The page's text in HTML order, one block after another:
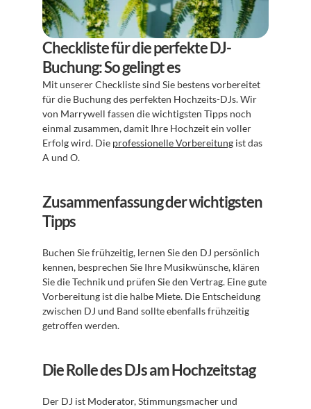
Checkliste für die perfekte DJ-
Buchung: So gelingt es
Mit unserer Checkliste sind Sie bestens vorbereitet
für die Buchung des perfekten Hochzeits-DJs. Wir
von Marrywell fassen die wichtigsten Tipps noch
einmal zusammen, damit Ihre Hochzeit ein voller
Erfolg wird. Die professionelle Vorbereitung ist das
A und O.
Zusammenfassung der wichtigsten
Tipps
Buchen Sie frühzeitig, lernen Sie den DJ persönlich
kennen, besprechen Sie Ihre Musikwünsche, klären
Sie die Technik und prüfen Sie den Vertrag. Eine gute
Vorbereitung ist die halbe Miete. Die Entscheidung
zwischen DJ und Band sollte ebenfalls frühzeitig
getroffen werden.
Die Rolle des DJs am Hochzeitstag
Der DJ ist Moderator, Stimmungsmacher und